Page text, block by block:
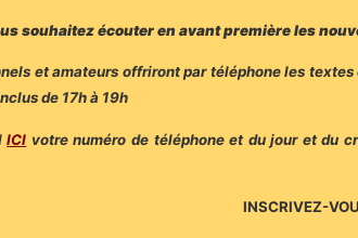
souhaitez écouter en avant première les
et amateurs offriront par téléphone les
de 17h à 19h
ICI votre numéro de téléphone et du jour et du
INSCRIVEZ-